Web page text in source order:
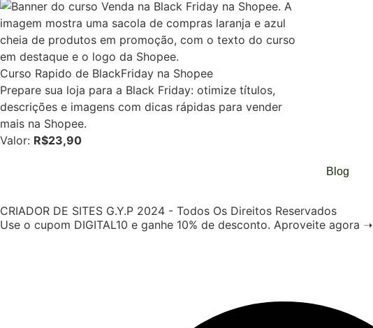
Curso Rapido de BlackFriday na Shopee
Prepare sua loja para a Black Friday: otimize títulos,
descrições e imagens com dicas rápidas para vender
mais na Shopee.
Valor: R$23,90
Blog
CRIADOR DE SITES G.Y.P 2024 - Todos Os Direitos Reservados
Use o cupom DIGITAL10 e ganhe 10% de desconto. Aproveite agora ➝